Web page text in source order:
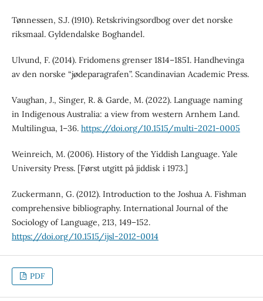
Tønnessen, S.J. (1910). Retskrivingsordbog over det norske
riksmaal. Gyldendalske Boghandel.
Ulvund, F. (2014). Fridomens grenser 1814–1851. Handhevinga
av den norske “jødeparagrafen”. Scandinavian Academic Press.
Vaughan, J., Singer, R. & Garde, M. (2022). Language naming
in Indigenous Australia: a view from western Arnhem Land.
Multilingua, 1–36. https://doi.org/10.1515/multi-2021-0005
Weinreich, M. (2006). History of the Yiddish Language. Yale
University Press. [Først utgitt på jiddisk i 1973.]
Zuckermann, G. (2012). Introduction to the Joshua A. Fishman
comprehensive bibliography. International Journal of the
Sociology of Language, 213, 149–152.
https://doi.org/10.1515/ijsl-2012-0014
PDF